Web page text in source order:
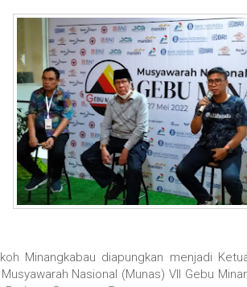
Minangkabau diapungkan menjadi
Nasional (Munas) VII Gebu